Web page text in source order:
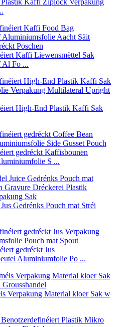
Plastik Kaffi Ziplock Verpakung
Kaffi Liewensmëttel Sak
Al Fo ...
High-End Plastik Kaffi Sak
gedréckt Kaffisbounen
S ...
Gedrénks Pouch mat Stréi
gedréckt Jus
Aluminiumfolie Po ...
Verpakung Material kloer Sak w